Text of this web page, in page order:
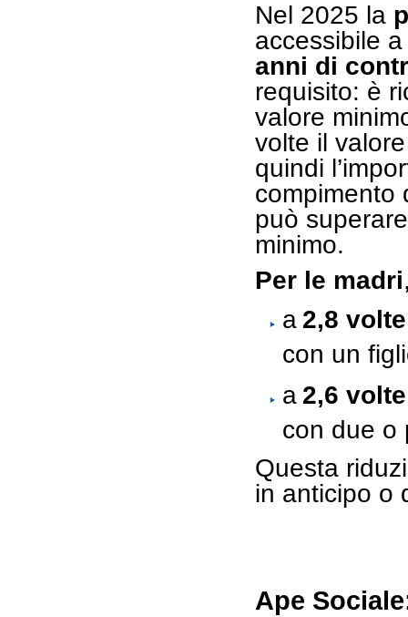
Nel 2025 la
accessibile
anni di
requisito: è
valore
volte il
quindi
compimento
può
minimo.
Per le madri
a 2,8
con un
a 2,6
con due o
Questa
in anticipo o
Ape